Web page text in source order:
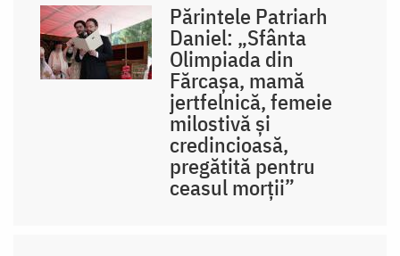
Părintele Patriarh
Daniel: „Sfânta
Olimpiada din
Fărcașa, mamă
jertfelnică, femeie
milostivă și
credincioasă,
pregătită pentru
ceasul morții”